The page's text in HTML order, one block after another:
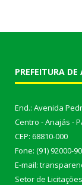
PREFEITURA DE
End.: Avenida
Centro - Anajás -
CEP: 68810-000
Fone: (91) 92000-
E-mail:
Setor de